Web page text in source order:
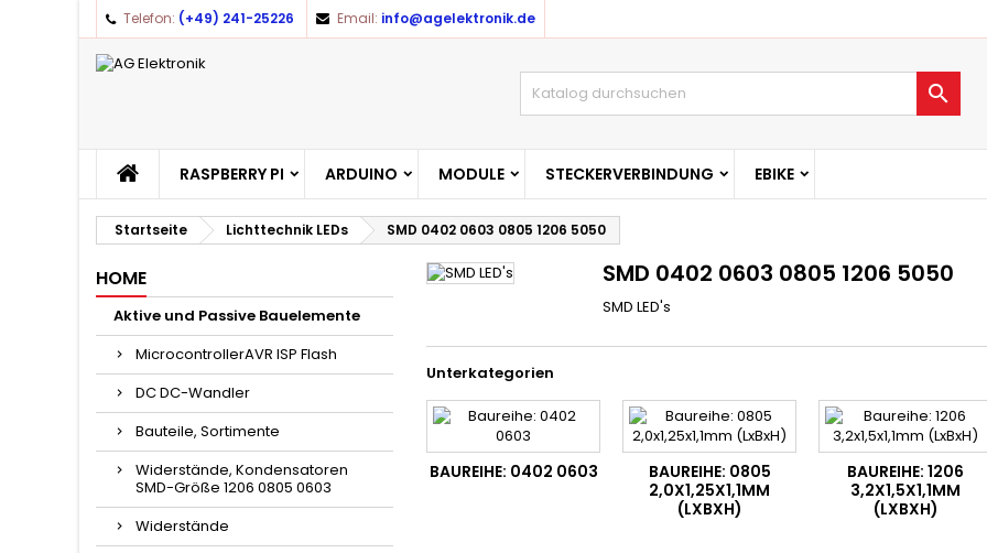
Telefon: (+49) 241-25226 Email: info@agelektronik.de

RASPBERRY PI ARDUINO MODULE STECKERVERBINDUNG EBIKE
Startseite Lichttechnik LEDs SMD 0402 0603 0805 1206 5050
HOME
Aktive und Passive Bauelemente
MicrocontrollerAVR ISP Flash
DC DC-Wandler
Bauteile, Sortimente
Widerstände, Kondensatoren
SMD-Größe 1206 0805 0603
Widerstände
SMD 0402 0603 0805 1206 5050
SMD LED's
Unterkategorien
BAUREIHE: 0402 0603
BAUREIHE: 0805
2,0X1,25X1,1MM
(LXBXH)
BAUREIHE: 1206
3,2X1,5X1,1MM
(LXBXH)
Auf meine Wunschliste
add_circle_outlineCreate
((modalTitle))
((confirmMessage))
((title))
Anmelden
You need to be logged in to save products in your wishlist.